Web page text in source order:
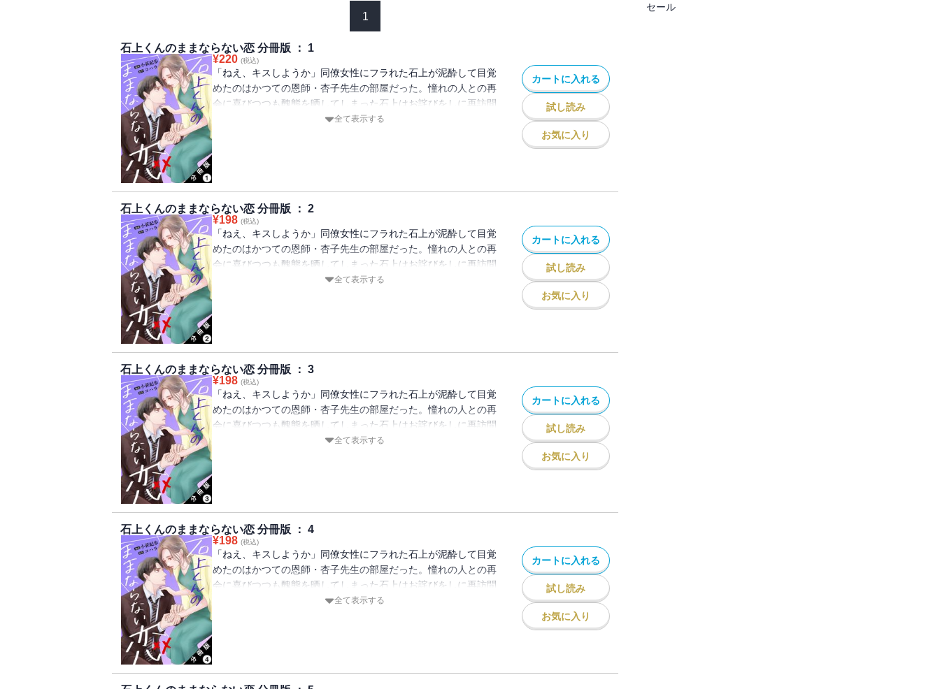
1
石上くんのままならない恋 分冊版 ： 1
¥220 (税込)
「ねえ、キスしようか」同僚女性にフラれた石上が泥酔して目覚
めたのはかつての恩師・杏子先生の部屋だった。憧れの人との再
会に喜びつつも醜態を晒してしまった石上はお詫びをしに再訪問
するが、先生からまさかの誘いの言葉が。社会人になった教え子
全て表示する
カートに入れる
試し読み
お気に入り
石上くんのままならない恋 分冊版 ： 2
¥198 (税込)
「ねえ、キスしようか」同僚女性にフラれた石上が泥酔して目覚
めたのはかつての恩師・杏子先生の部屋だった。憧れの人との再
会に喜びつつも醜態を晒してしまった石上はお詫びをしに再訪問
するが、先生からまさかの誘いの言葉が。社会人になった教え子
全て表示する
カートに入れる
試し読み
お気に入り
石上くんのままならない恋 分冊版 ： 3
¥198 (税込)
「ねえ、キスしようか」同僚女性にフラれた石上が泥酔して目覚
めたのはかつての恩師・杏子先生の部屋だった。憧れの人との再
会に喜びつつも醜態を晒してしまった石上はお詫びをしに再訪問
するが、先生からまさかの誘いの言葉が。社会人になった教え子
全て表示する
カートに入れる
試し読み
お気に入り
石上くんのままならない恋 分冊版 ： 4
¥198 (税込)
「ねえ、キスしようか」同僚女性にフラれた石上が泥酔して目覚
めたのはかつての恩師・杏子先生の部屋だった。憧れの人との再
会に喜びつつも醜態を晒してしまった石上はお詫びをしに再訪問
するが、先生からまさかの誘いの言葉が。社会人になった教え子
全て表示する
カートに入れる
試し読み
お気に入り
セール